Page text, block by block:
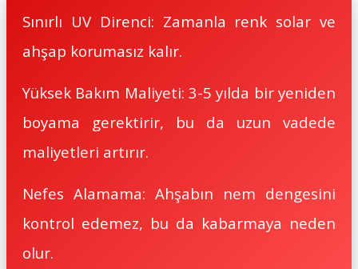
Sınırlı UV Direnci: Zamanla renk solar ve
ahşap korumasız kalır.
Yüksek Bakım Maliyeti: 3-5 yılda bir yeniden
boyama gerektirir, bu da uzun vadede
maliyetleri artırır.
Nefes Alamama: Ahşabın nem dengesini
kontrol edemez, bu da kabarmaya neden
olur.